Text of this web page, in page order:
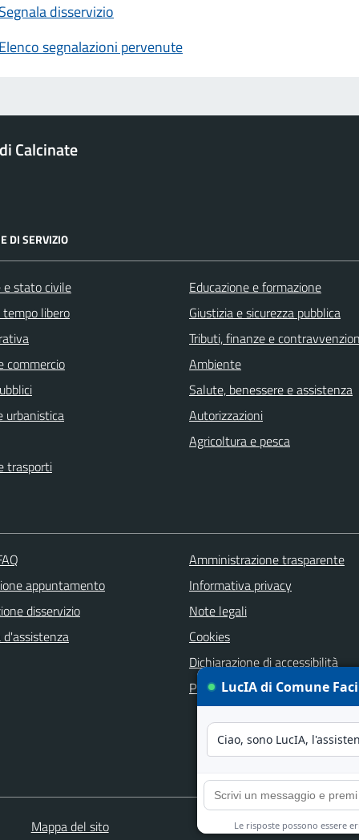
Segnala disservizio
Elenco segnalazioni pervenute
Calcinate
DI SERVIZIO
e stato civile
libero
commercio
urbanistica
trasporti
Educazione e formazione
Giustizia e sicurezza pubblica
Tributi, finanze e
Ambiente
Salute, benessere e assistenza
Autorizzazioni
Agricoltura e pesca
appuntamento
disservizio
d'assistenza
Amministrazione trasparente
Informativa privacy
Note legali
Cookies
Dichiarazione di accessibilità
Piano di miglioramento del sito
Mappa del sito